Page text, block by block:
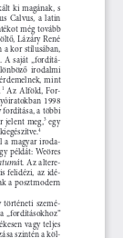
ki magának, s
Calvus,  a  latin
még tovább
Lázáry René
a kor stílusában,
A  saját  „fordítá-
irodalmi
mint
1
  Az  Alföld,  For
-
1998
fordítása, a többi
jelent  meg,
3
  egy
4
a  magyar  iroda-
példát: Weöres
t. Az altere-
felidézi,  az  idé-
a posztmodern
történeti  szemé-
„fordításokhoz”
vagy  teljes
szintén a köl-